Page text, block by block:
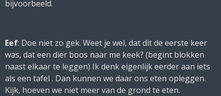
bijvoorbeeld.
Eef: Doe niet zo gek. Weet je wel, dat dit de eerste keer
was, dat een dier boos naar me keek? (begint blokken
naast elkaar te leggen) Ik denk eigenlijk eerder aan iets
als een tafel . Dan kunnen we daar ons eten opleggen.
Kijk, hoeven we niet meer van de grond te eten.